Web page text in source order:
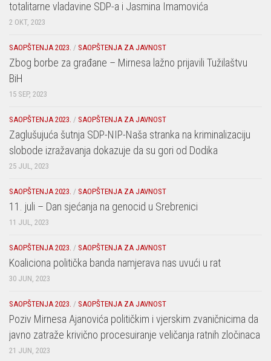
totalitarne vladavine SDP-a i Jasmina Imamovića
2 OKT, 2023
SAOPŠTENJA 2023. / SAOPŠTENJA ZA JAVNOST
Zbog borbe za građane – Mirnesa lažno prijavili Tužilaštvu
BiH
15 SEP, 2023
SAOPŠTENJA 2023. / SAOPŠTENJA ZA JAVNOST
Zaglušujuća šutnja SDP-NIP-Naša stranka na kriminalizaciju
slobode izražavanja dokazuje da su gori od Dodika
25 JUL, 2023
SAOPŠTENJA 2023. / SAOPŠTENJA ZA JAVNOST
11. juli – Dan sjećanja na genocid u Srebrenici
11 JUL, 2023
SAOPŠTENJA 2023. / SAOPŠTENJA ZA JAVNOST
Koaliciona politička banda namjerava nas uvući u rat
30 JUN, 2023
SAOPŠTENJA 2023. / SAOPŠTENJA ZA JAVNOST
Poziv Mirnesa Ajanovića političkim i vjerskim zvaničnicima da
javno zatraže krivično procesuiranje veličanja ratnih zločinaca
21 JUN, 2023